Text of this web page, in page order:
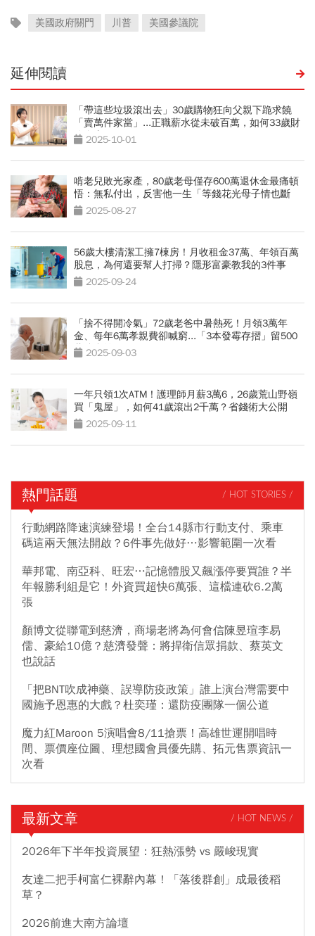
美國政府關門 川普 美國參議院
延伸閱讀
「帶這些垃圾滾出去」30歲購物狂向父親下跪求饒
「賣萬件家當」...正職薪水從未破百萬，如何33歲財
務自由？
2025-10-01
啃老兒敗光家產，80歲老母僅存600萬退休金最痛頓
悟：無私付出，反害他一生「等錢花光母子情也斷
了」2025-08-27
56歲大樓清潔工擁7棟房！月收租金37萬、年領百萬
股息，為何還要幫人打掃？隱形富豪教我的3件事
2025-09-24
「捨不得開冷氣」72歲老爸中暑熱死！月領3萬年
金、每年6萬孝親費卻喊窮...「3本發霉存摺」留500
萬遺產啟示
2025-09-03
一年只領1次ATM！護理師月薪3萬6，26歲荒山野嶺
買「鬼屋」，如何41歲滾出2千萬？省錢術大公開
2025-09-11
熱門話題 / HOT STORIES /
行動網路降速演練登場！全台14縣市行動支付、乘車
碼這兩天無法開啟？6件事先做好…影響範圍一次看
華邦電、南亞科、旺宏…記憶體股又飆漲停要買誰？半
年報勝利組是它！外資買超快6萬張、這檔連砍6.2萬
張
顏博文從聯電到慈濟，商場老將為何會信陳昱瑄李易
儒、豪給10億？慈濟發聲：將捍衛信眾捐款、蔡英文
也說話
「把BNT吹成神藥、誤導防疫政策」誰上演台灣需要中
國施予恩惠的大戲？杜奕瑾：還防疫團隊一個公道
魔力紅Maroon 5演唱會8/11搶票！高雄世運開唱時
間、票價座位圖、理想國會員優先購、拓元售票資訊一
次看
最新文章 / HOT NEWS /
2026年下半年投資展望：狂熱漲勢 vs 嚴峻現實
友達二把手柯富仁裸辭內幕！「落後群創」成最後稻
草？
2026前進大南方論壇